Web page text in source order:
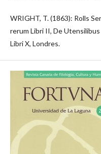
WRIGHT, T. (1863): Rolls
rerum Libri II, De
Libri X, Londres.